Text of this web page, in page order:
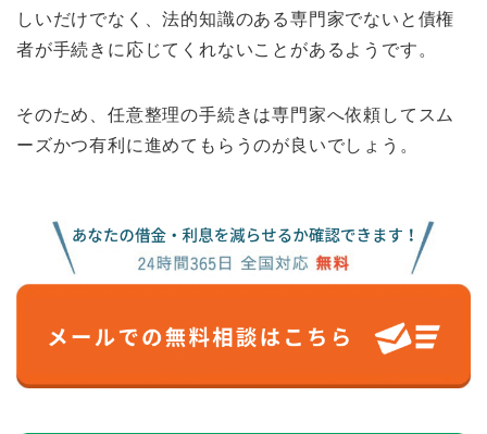
しいだけでなく、法的知識のある専門家でないと債権
者が手続きに応じてくれないことがあるようです。
そのため、任意整理の手続きは専門家へ依頼してスム
ーズかつ有利に進めてもらうのが良いでしょう。